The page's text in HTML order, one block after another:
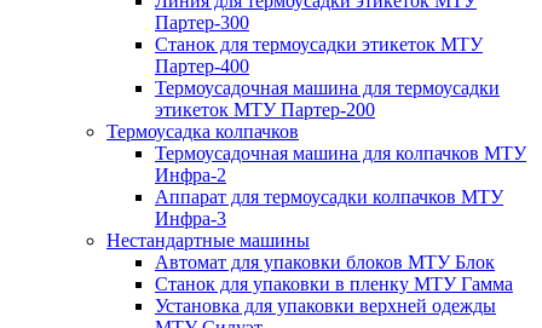
Партер-300
Станок для термоусадки этикеток МТУ
Партер-400
Термоусадочная машина для термоусадки
этикеток МТУ Партер-200
Термоусадка колпачков
Термоусадочная машина для колпачков МТУ
Инфра-2
Аппарат для термоусадки колпачков МТУ
Инфра-3
Нестандартные машины
Автомат для упаковки блоков МТУ Блок
Станок для упаковки в пленку МТУ Гамма
Установка для упаковки верхней одежды